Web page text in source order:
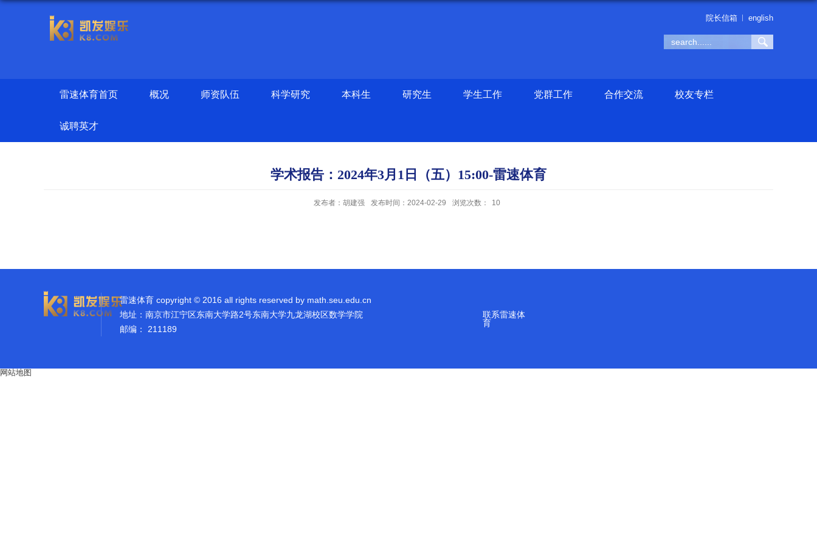
院长信箱 english
雷速体育首页 概况 师资队伍 科学研究 本科生 研究生 学生工作 党群工作 合作交流 校友专栏
诚聘英才
学术报告：2024年3月1日（五）15:00-雷速体育
发布者：胡建强 发布时间：2024-02-29 浏览次数： 10
雷速体育 copyright © 2016 all rights reserved by math.seu.edu.cn
地址：南京市江宁区东南大学路2号东南大学九龙湖校区数学学院
邮编： 211189
联系雷速体
育
网站地图